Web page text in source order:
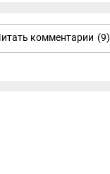
комментарии (9)